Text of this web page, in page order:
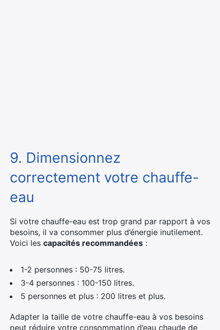
9. Dimensionnez
correctement votre chauffe-
eau
Si votre chauffe-eau est trop grand par rapport à vos
besoins, il va consommer plus d’énergie inutilement.
Voici les capacités recommandées :
1-2 personnes : 50-75 litres.
3-4 personnes : 100-150 litres.
5 personnes et plus : 200 litres et plus.
Adapter la taille de votre chauffe-eau à vos besoins
peut réduire votre consommation d’eau chaude de